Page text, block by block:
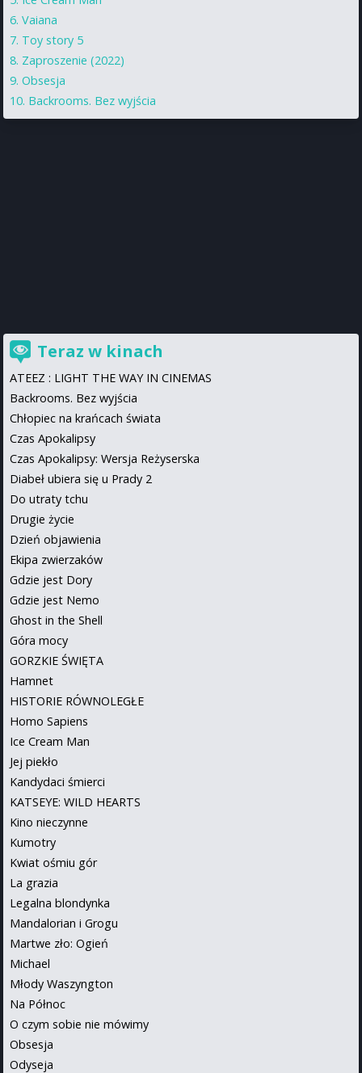
Vaiana
Toy story 5
Zaproszenie (2022)
Obsesja
Backrooms. Bez wyjścia
Teraz w kinach
ATEEZ : LIGHT THE WAY IN CINEMAS
Backrooms. Bez wyjścia
Chłopiec na krańcach świata
Czas Apokalipsy
Czas Apokalipsy: Wersja Reżyserska
Diabeł ubiera się u Prady 2
Do utraty tchu
Drugie życie
Dzień objawienia
Ekipa zwierzaków
Gdzie jest Dory
Gdzie jest Nemo
Ghost in the Shell
Góra mocy
GORZKIE ŚWIĘTA
Hamnet
HISTORIE RÓWNOLEGŁE
Homo Sapiens
Ice Cream Man
Jej piekło
Kandydaci śmierci
KATSEYE: WILD HEARTS
Kino nieczynne
Kumotry
Kwiat ośmiu gór
La grazia
Legalna blondynka
Mandalorian i Grogu
Martwe zło: Ogień
Michael
Młody Waszyngton
Na Północ
O czym sobie nie mówimy
Obsesja
Odyseja